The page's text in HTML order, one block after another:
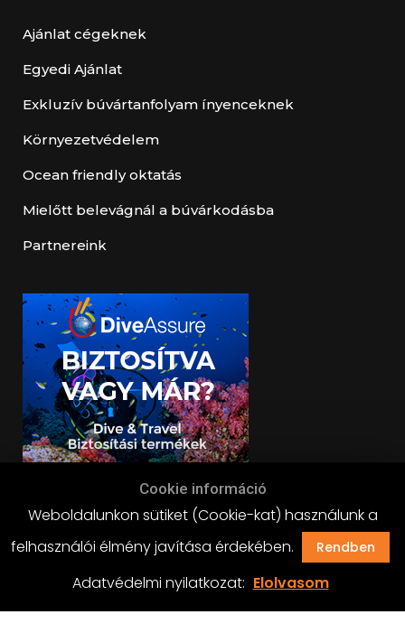
Ajánlat cégeknek
Egyedi Ajánlat
Exkluzív búvártanfolyam ínyenceknek
Környezetvédelem
Ocean friendly oktatás
Mielőtt belevágnál a búvárkodásba
Partnereink
Cookie információ
Weboldalunkon sütiket (Cookie-kat) használunk a
felhasználói élmény javítása érdekében.
Rendben
Adatvédelmi nyilatkozat: Elolvasom